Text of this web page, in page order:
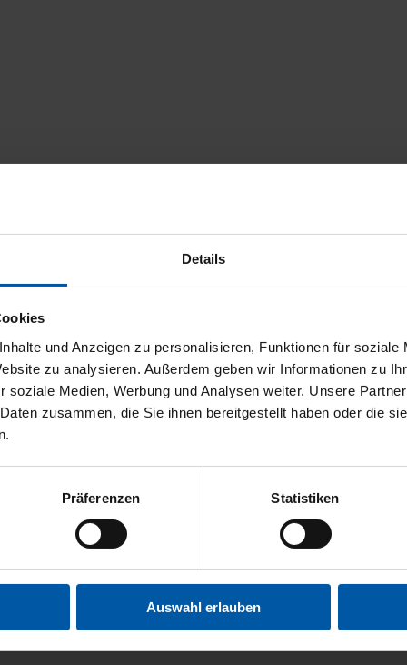
Details
und Anzeigen zu personalisieren, Funktionen für soziale
zu analysieren. Außerdem geben wir Informationen zu
soziale Medien, Werbung und Analysen weiter. Unsere
zusammen, die Sie ihnen bereitgestellt haben oder die
Präferenzen Statistiken
Auswahl erlauben